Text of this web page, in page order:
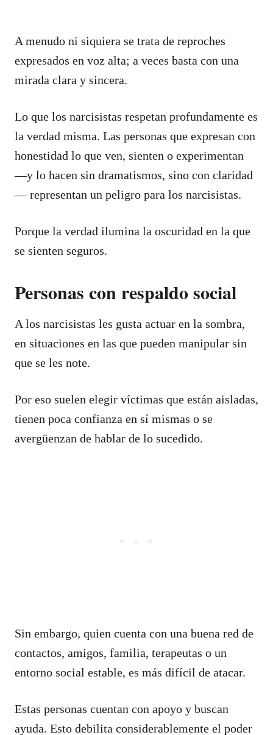
A menudo ni siquiera se trata de reproches
expresados en voz alta; a veces basta con una
mirada clara y sincera.
Lo que los narcisistas respetan profundamente es
la verdad misma. Las personas que expresan con
honestidad lo que ven, sienten o experimentan
—y lo hacen sin dramatismos, sino con claridad
— representan un peligro para los narcisistas.
Porque la verdad ilumina la oscuridad en la que
se sienten seguros.
Personas con respaldo social
A los narcisistas les gusta actuar en la sombra,
en situaciones en las que pueden manipular sin
que se les note.
Por eso suelen elegir víctimas que están aisladas,
tienen poca confianza en sí mismas o se
avergüenzan de hablar de lo sucedido.
Sin embargo, quien cuenta con una buena red de
contactos, amigos, familia, terapeutas o un
entorno social estable, es más difícil de atacar.
Estas personas cuentan con apoyo y buscan
ayuda. Esto debilita considerablemente el poder